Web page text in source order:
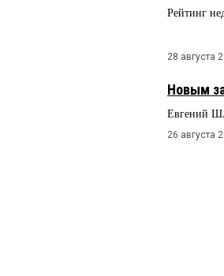
Рейтинг
28 августа
Новым
Евгений
26 августа